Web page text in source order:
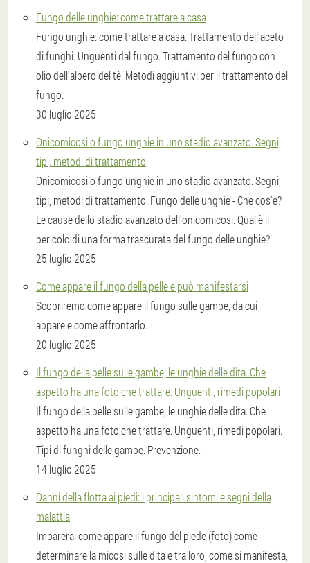
Fungo delle unghie: come trattare a casa
Fungo unghie: come trattare a casa. Trattamento dell'aceto
di funghi. Unguenti dal fungo. Trattamento del fungo con
olio dell'albero del tè. Metodi aggiuntivi per il trattamento del
fungo.
30 luglio 2025
Onicomicosi o fungo unghie in uno stadio avanzato. Segni,
tipi, metodi di trattamento
Onicomicosi o fungo unghie in uno stadio avanzato. Segni,
tipi, metodi di trattamento. Fungo delle unghie - Che cos'è?
Le cause dello stadio avanzato dell'onicomicosi. Qual è il
pericolo di una forma trascurata del fungo delle unghie?
25 luglio 2025
Come appare il fungo della pelle e può manifestarsi
Scopriremo come appare il fungo sulle gambe, da cui
appare e come affrontarlo.
20 luglio 2025
Il fungo della pelle sulle gambe, le unghie delle dita. Che
aspetto ha una foto che trattare. Unguenti, rimedi popolari
Il fungo della pelle sulle gambe, le unghie delle dita. Che
aspetto ha una foto che trattare. Unguenti, rimedi popolari.
Tipi di funghi delle gambe. Prevenzione.
14 luglio 2025
Danni della flotta ai piedi: i principali sintomi e segni della
malattia
Imparerai come appare il fungo del piede (foto) come
determinare la micosi sulle dita e tra loro, come si manifesta,